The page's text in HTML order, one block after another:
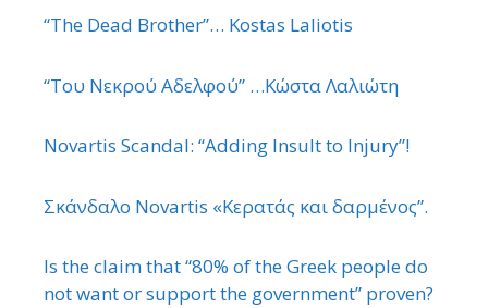
“The Dead Brother”… Kostas Laliotis
“Του Νεκρού Αδελφού” …Κώστα Λαλιώτη
Novartis Scandal: “Adding Insult to Injury”!
Σκάνδαλο Novartis «Κερατάς και δαρμένος”.
Is the claim that “80% of the Greek people do
not want or support the government” proven?